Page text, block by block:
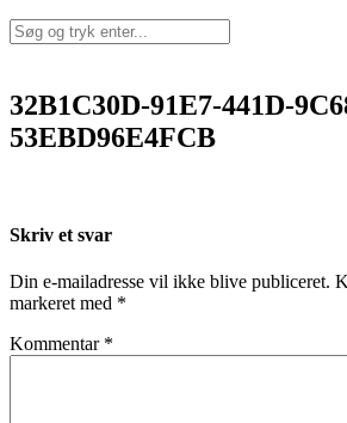
32B1C30D-91E7-441D-
53EBD96E4FCB
Skriv et svar
Din e-mailadresse vil ikke blive publiceret.
markeret med *
Kommentar *